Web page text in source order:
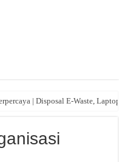
| Disposal E-Waste,